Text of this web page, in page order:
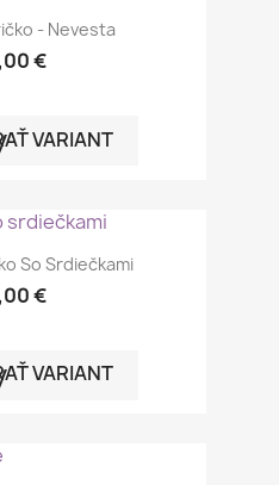
- Nevesta
€
VARIANT
So Srdiečkami
€
VARIANT